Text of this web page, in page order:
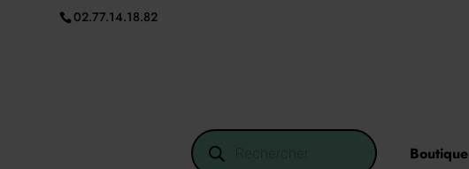
02.77.14.18.82
Recherche
de
produits Boutique